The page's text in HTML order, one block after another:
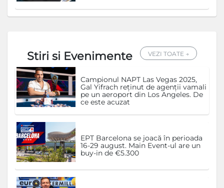
Stiri si Evenimente VEZI TOATE →
Campionul NAPT Las Vegas 2025,
Gal Yifrach reținut de agenții vamali
pe un aeroport din Los Angeles. De
ce este acuzat
EPT Barcelona se joacă în perioada
16-29 august. Main Event-ul are un
buy-in de €5.300